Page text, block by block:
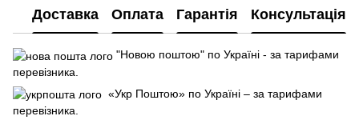
Доставка Оплата Гарантія Консультація
"Новою поштою" по Україні - за тарифами
перевізника.
«Укр Поштою» по Україні – за тарифами
перевізника.